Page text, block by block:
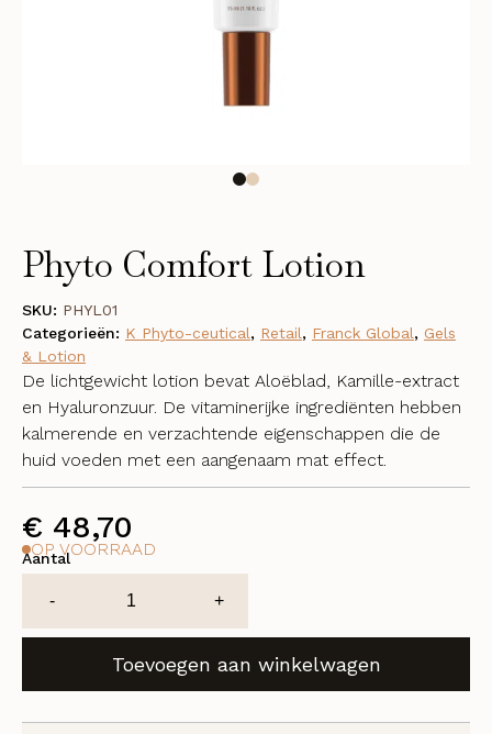
Phyto Comfort Lotion
€ 48,70
De lichtgewicht lotion bevat Aloëblad, Kamille-extract
en Hyaluronzuur. De vitaminerijke ingrediënten hebben
kalmerende en verzachtende eigenschappen die de
huid voeden met een aangenaam mat effect.
OP VOORRAAD
Aantal
-
Comfort
Lotion
aantal
+
Toevoegen aan winkelwagen
SKU: PHYL01
Categorieën: K Phyto-ceutical, Retail, Franck Global, Gels
& Lotion